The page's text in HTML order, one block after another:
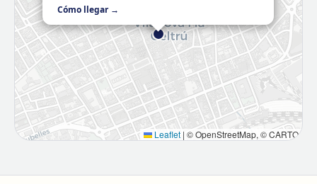
Cómo llegar →
Leaflet | © OpenStreetMap, © CARTO